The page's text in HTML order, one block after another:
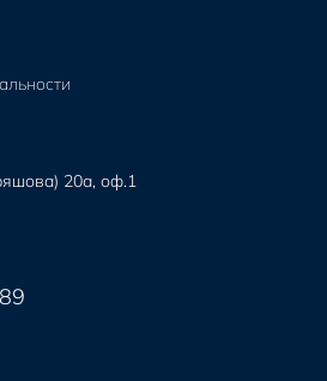
20а, оф.1